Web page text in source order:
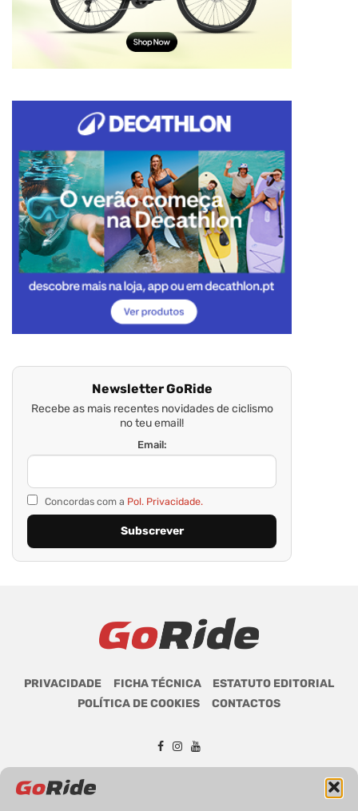
Newsletter GoRide
Recebe as mais recentes novidades de ciclismo
no teu email!
Email:
Concordas com a Pol. Privacidade.
PRIVACIDADE FICHA TÉCNICA
ESTATUTO EDITORIAL
POLÍTICA DE COOKIES
CONTACTOS
GoRide 2026 | Todos os direitos reservados.